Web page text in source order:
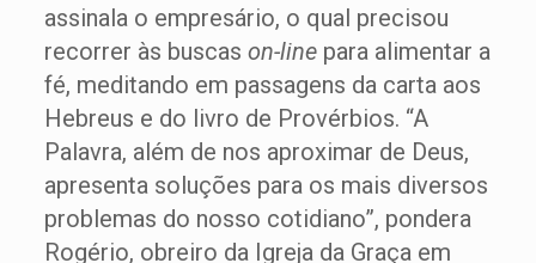
assinala o empresário, o qual precisou
recorrer às buscas on-linepara alimentar a
fé, meditando em passagens da carta aos
Hebreus e do livro de Provérbios. “A
Palavra, além de nos aproximar de Deus,
apresenta soluções para os mais diversos
problemas do nosso cotidiano”, pondera
Rogério, obreiro da Igreja da Graça em